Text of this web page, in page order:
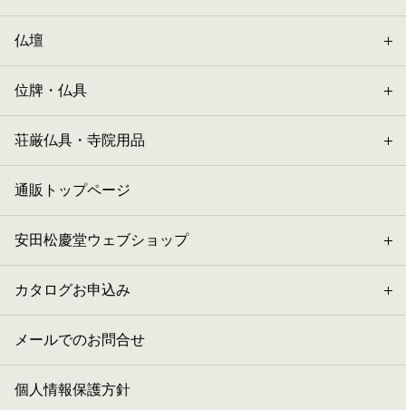
仏壇
位牌・仏具
荘厳仏具・寺院用品
通販トップページ
安田松慶堂ウェブショップ
カタログお申込み
メールでのお問合せ
個人情報保護方針